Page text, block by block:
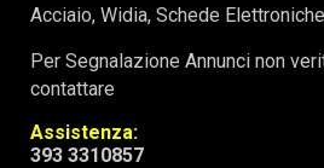
Acciaio, Widia, Schede
Per Segnalazione Annunci non
contattare
Assistenza:
393 3310857